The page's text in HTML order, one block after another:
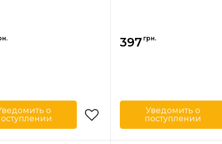
о
Lavender & Lace
397 грн.
Уведомить о
поступлении
Бренд